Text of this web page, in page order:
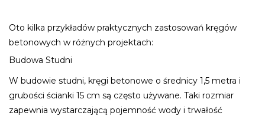
Oto kilka przykładów praktycznych zastosowań kręgów
betonowych w różnych projektach:
Budowa Studni
W budowie studni, kręgi betonowe o średnicy 1,5 metra i
grubości ścianki 15 cm są często używane. Taki rozmiar
zapewnia wystarczającą pojemność wody i trwałość